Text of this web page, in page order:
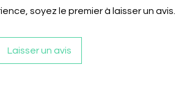
soyez le premier à laisser un avis.
Laisser un avis